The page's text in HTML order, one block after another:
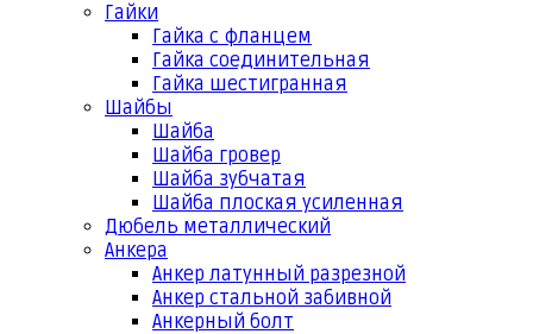
Гайки
Гайка с фланцем
Гайка соединительная
Гайка шестигранная
Шайбы
Шайба
Шайба гровер
Шайба зубчатая
Шайба плоская усиленная
Дюбель металлический
Анкера
Анкер латунный разрезной
Анкер стальной забивной
Анкерный болт